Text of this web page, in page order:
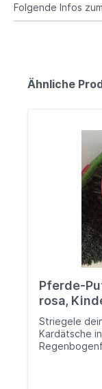
Folgende Infos
Ähnliche
Pferde-
rosa,
Striegele
Kardätsche